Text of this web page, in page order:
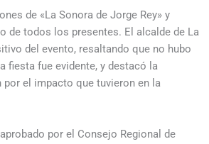
de «La Sonora de Jorge Rey» y
de todos los presentes. El alcalde de La
del evento, resaltando que no hubo
fiesta fue evidente, y destacó la
el impacto que tuvieron en la
por el Consejo Regional de